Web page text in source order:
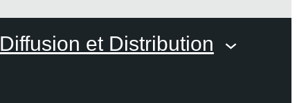
Diffusion et Distribution